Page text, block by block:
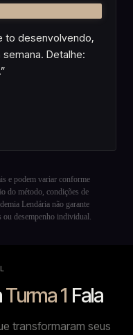
to desenvolvendo,
Detalhe:
”
e podem variar conforme
do método, condições de
Lendária não garante
desempenho individual.
Turma 1 Fala
transformaram seus